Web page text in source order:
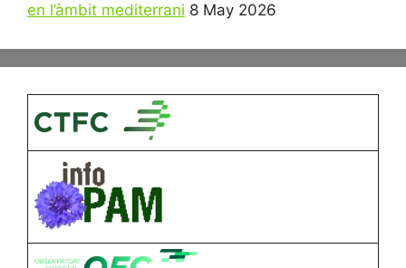
en l’àmbit mediterrani 8 May 2026